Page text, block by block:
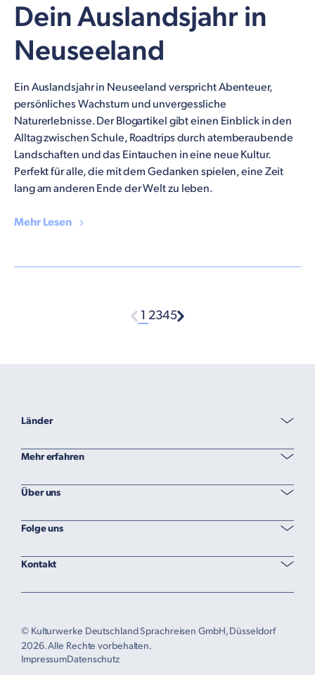
Dein Auslandsjahr in
Neuseeland
Ein Auslandsjahr in Neuseeland verspricht Abenteuer,
persönliches Wachstum und unvergessliche
Naturerlebnisse. Der Blogartikel gibt einen Einblick in den
Alltag zwischen Schule, Roadtrips durch atemberaubende
Landschaften und das Eintauchen in eine neue Kultur.
Perfekt für alle, die mit dem Gedanken spielen, eine Zeit
lang am anderen Ende der Welt zu leben.
Mehr Lesen
1 2345
Länder
Mehr erfahren
Über uns
Folge uns
Kontakt
© Kulturwerke Deutschland Sprachreisen GmbH, Düsseldorf
2026. Alle Rechte vorbehalten.
ImpressumDatenschutz